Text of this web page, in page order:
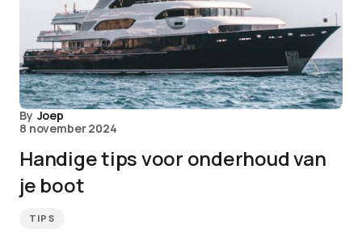
By Joep
8 november 2024
Handige tips voor onderhoud van
je boot
TIPS